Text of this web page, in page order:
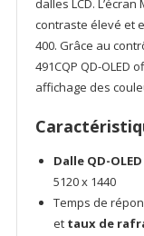
dalles LCD.
contraste élevé et
400. Grâce au
491CQP QD-
affichage des
Dalle QD-
5120 x 1440
Temps de
et taux de